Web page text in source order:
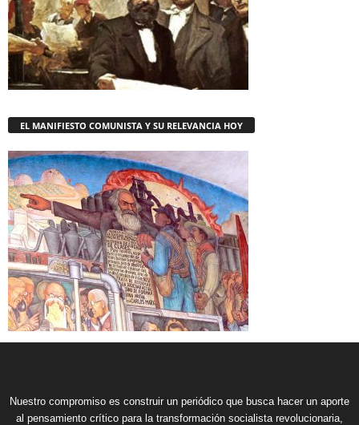
EL MANIFIESTO COMUNISTA Y SU RELEVANCIA HOY
Nuestro compromiso es construir un periódico que busca hacer un aporte
al pensamiento crítico para la transformación socialista revolucionaria,